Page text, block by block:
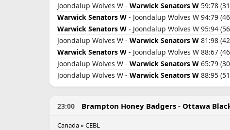
Joondalup Wolves W - Warwick Senators W 59:78
Warwick Senators W - Joondalup Wolves W 94:79
Warwick Senators W - Joondalup Wolves W 95:94
Joondalup Wolves W - Warwick Senators W 81:98
Warwick Senators W - Joondalup Wolves W 88:67
Joondalup Wolves W - Warwick Senators W 65:79
Joondalup Wolves W - Warwick Senators W 88:95
23:00 Brampton Honey Badgers - Ottawa
Canada » CEBL